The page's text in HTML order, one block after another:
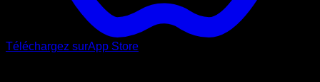
Téléchargez surApp Store